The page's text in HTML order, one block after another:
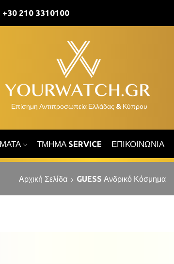
+30 210 3310100
ΤΜΉΜΑ SERVICE ΕΠΙΚΟΙΝΩΝΊΑ
Αρχική Σελίδα GUESS Ανδρικό Κόσμημα